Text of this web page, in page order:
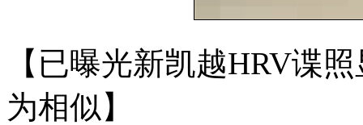
【已曝光新凯越HRV谍
为相似】